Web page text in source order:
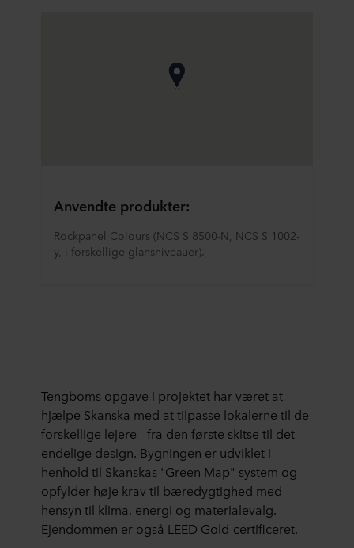
Anvendte produkter:
Rockpanel Colours (NCS S 8500-N, NCS S 1002-
y, i forskellige glansniveauer).
Tengboms opgave i projektet har været at
hjælpe Skanska med at tilpasse lokalerne til de
forskellige lejere - fra den første skitse til det
endelige design. Bygningen er udviklet i
henhold til Skanskas "Green Map"-system og
opfylder høje krav til bæredygtighed med
hensyn til klima, energi og materialevalg.
Ejendommen er også LEED Gold-certificeret.